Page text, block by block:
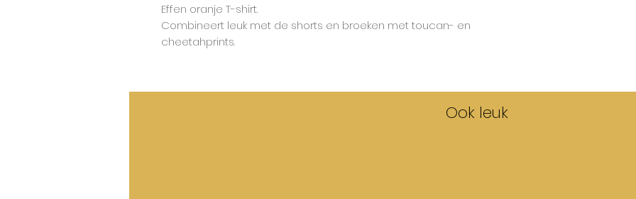
Effen oranje T-shirt.
Combineert leuk met de shorts en broeken met toucan- en
cheetahprints.
Ook leuk